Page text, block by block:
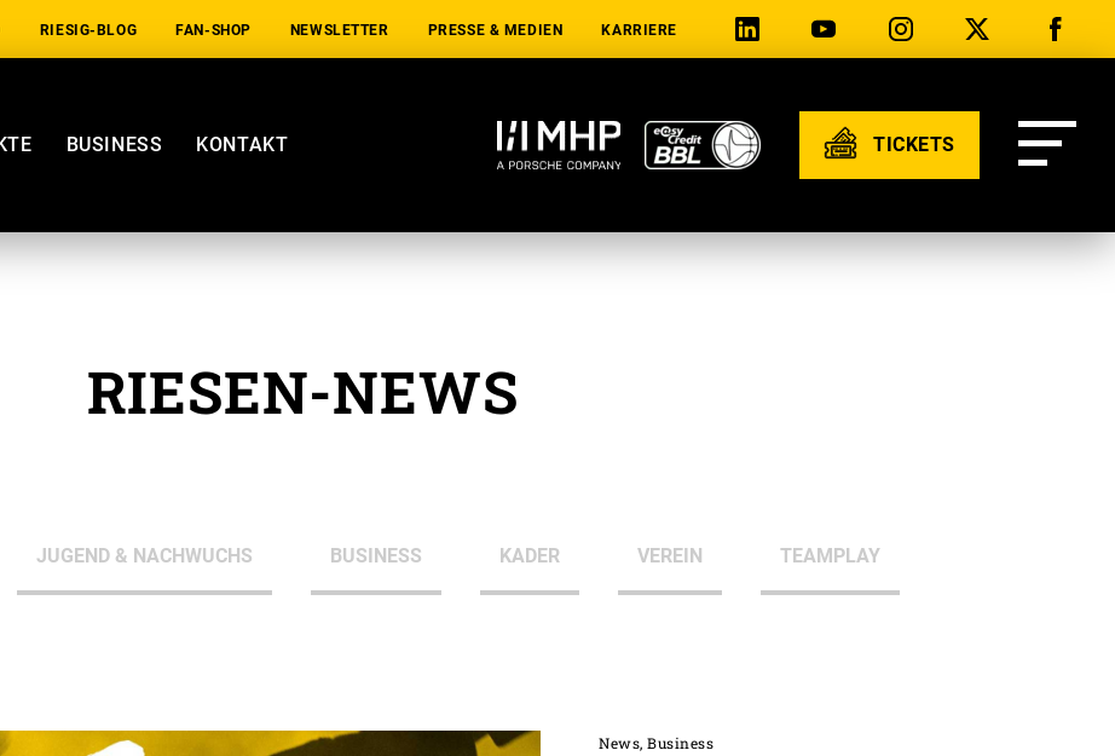
RIESIG-BLOG FAN-SHOP NEWSLETTER PRESSE & MEDIEN KARRIERE
BUSINESS KONTAKT TICKETS
RIESEN-NEWS
JUGEND & NACHWUCHS BUSINESS KADER VEREIN TEAMPLAY
News, Business